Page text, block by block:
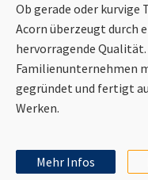
Ob gerade oder kurvige
Acorn überzeugt durch
hervorragende
Familienunternehmen
gegründet und fertigt
Werken.
Mehr Infos